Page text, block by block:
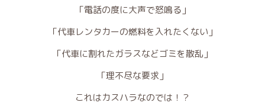
「電話の度に大声で怒鳴る」
「代車レンタカーの燃料を入れたくない」
「代車に割れたガラスなどゴミを散乱」
「理不尽な要求」
これはカスハラなのでは！？